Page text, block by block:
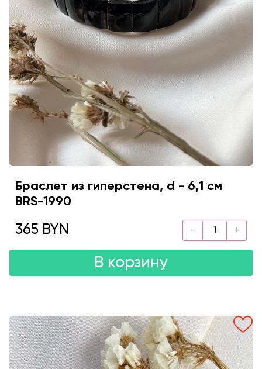
Браслет из гиперстена, d - 6,1 см
BRS-1990
365 BYN
В корзину